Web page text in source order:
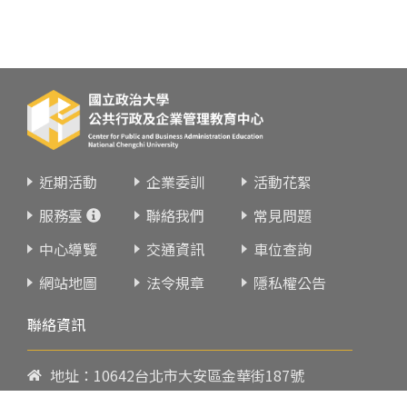
近期活動 企業委訓
活動花絮
服務臺
聯絡我們
常見問題
中心導覽
交通資訊
車位查詢
網站地圖
法令規章
隱私權公告
聯絡資訊
地址：10642台北市大安區金華街187號